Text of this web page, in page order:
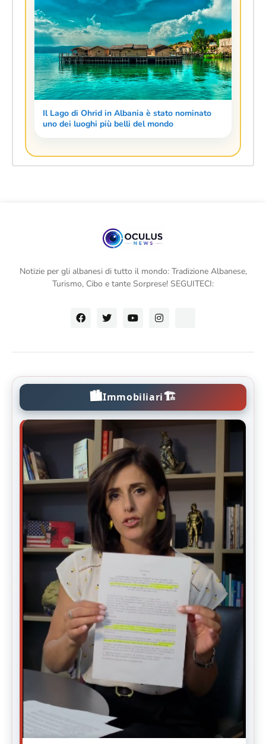
Il Lago di Ohrid in Albania è stato nominato
uno dei luoghi più belli del mondo
Notizie per gli albanesi di tutto il mondo: Tradizione Albanese,
Turismo, Cibo e tante Sorprese! SEGUITECI:
🏙️Immobiliari🏗️